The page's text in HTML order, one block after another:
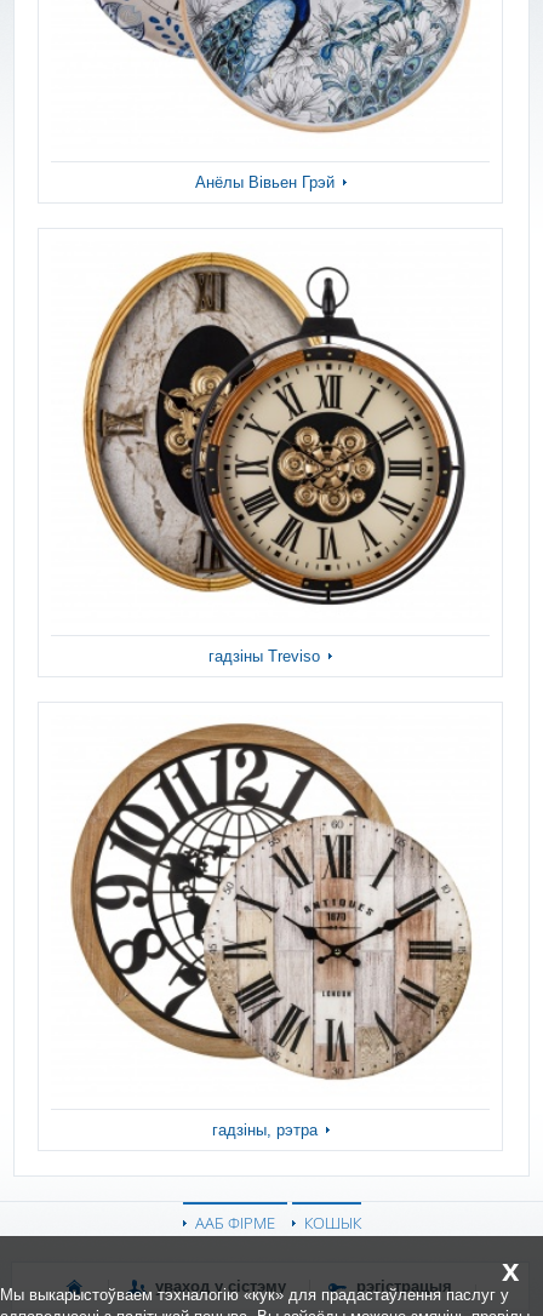
Анёлы Вівьен Грэй
гадзіны Treviso
гадзіны, рэтра
ААБ ФІРМЕ КОШЫК
уваход у сістэму рэгістрацыя x
Мы выкарыстоўваем тэхналогію «кук» для прадастаўлення паслуг у